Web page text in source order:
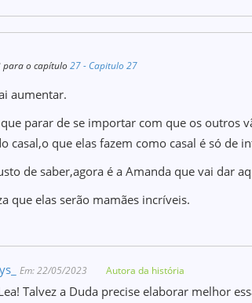
para o capítulo27 - Capitulo 27
aumentar.
parar de se importar com que os outros
casal,o que elas fazem como casal é só de
de saber,agora é a Amanda que vai dar
que elas serão mamães incríveis.
Em: 22/05/2023 Autora da história
Talvez a Duda precise elaborar melhor